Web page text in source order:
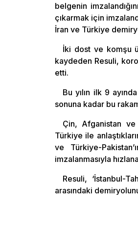
belgenin
çıkarmak için
İran ve Türkiye
İki dost ve komşu
kaydeden Resuli,
etti.
Bu yılın ilk 9
sonuna kadar bu
Çin, Afganistan ve
Türkiye ile
ve Türkiye-
imzalanmasıyla
Resuli, ‘İstanbul-
arasındaki